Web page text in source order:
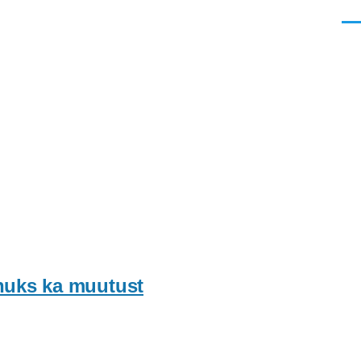
ka muutust